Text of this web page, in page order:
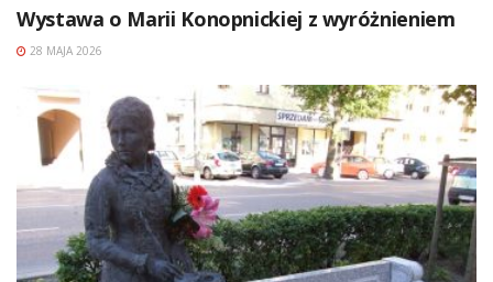
Wystawa o Marii Konopnickiej z wyróżnieniem
28 MAJA 2026